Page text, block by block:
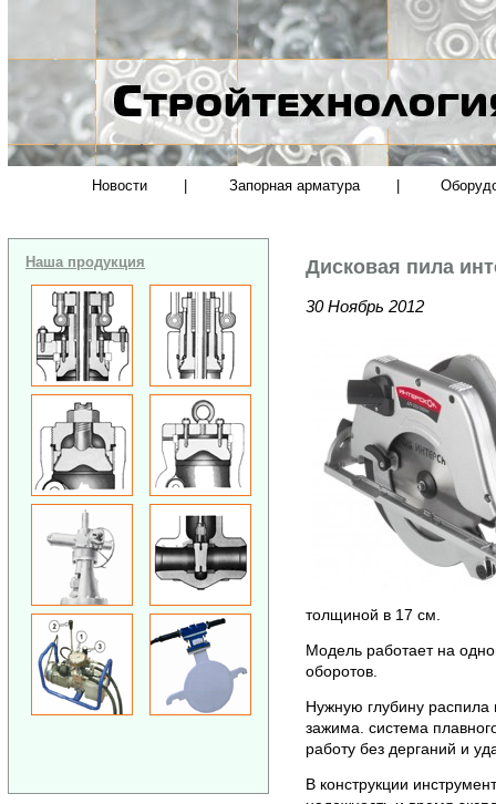
Новости Запорная арматура
Наша продукция Дисковая пила
30 Ноябрь 2012
толщиной в 17 см.
Модель работает на
оборотов.
Нужную глубину
зажима. система
работу без дерганий и
В конструкции